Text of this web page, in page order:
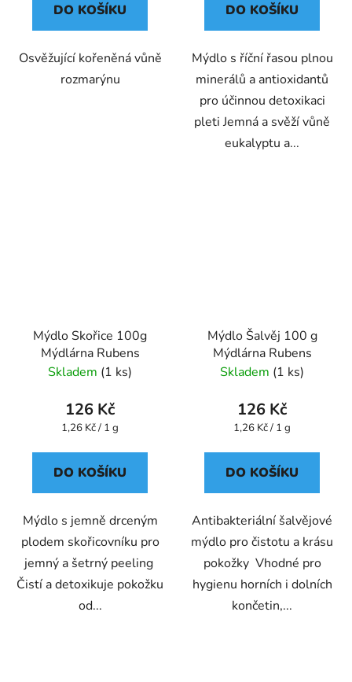
DO KOŠÍKU
Osvěžující kořeněná vůně
rozmarýnu
DO KOŠÍKU
Mýdlo s říční řasou plnou
minerálů a antioxidantů
pro účinnou detoxikaci
pleti Jemná a svěží vůně
eukalyptu a...
Mýdlo Skořice 100g
Mýdlárna Rubens
Skladem (1 ks)
126 Kč
Měrná
1,26 Kč / 1 g
DO KOŠÍKU
Mýdlo s jemně drceným
plodem skořicovníku pro
jemný a šetrný peeling
Čistí a detoxikuje pokožku
od...
Mýdlo Šalvěj 100 g
Mýdlárna Rubens
Skladem (1 ks)
126 Kč
Měrná
1,26 Kč / 1 g
DO KOŠÍKU
Antibakteriální šalvějové
mýdlo pro čistotu a krásu
pokožky Vhodné pro
hygienu horních i dolních
končetin,...